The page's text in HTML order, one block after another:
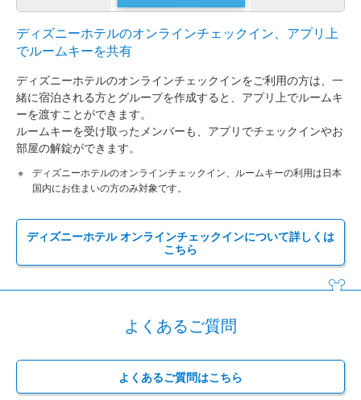
ディズニーホテルのオンラインチェックイン、アプリ上
でルームキーを共有
ディズニーホテルのオンラインチェックインをご利用の方は、一
緒に宿泊される方とグループを作成すると、アプリ上でルームキ
ーを渡すことができます。
ルームキーを受け取ったメンバーも、アプリでチェックインやお
部屋の解錠ができます。
ディズニーホテルのオンラインチェックイン、ルームキーの利用は日本
国内にお住まいの方のみ対象です。
ディズニーホテル オンラインチェックインについて詳しくは
こちら
よくあるご質問
よくあるご質問はこちら